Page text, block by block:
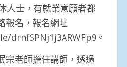
人士，有就業意願者都
報名，報名網址
drnfSPNj1j3ARWFp9。
宗老師擔任講師，透過